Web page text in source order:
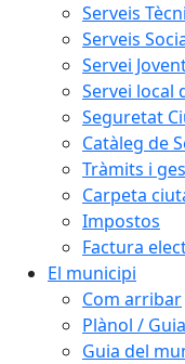
Serveis
Serveis
Servei
Servei local
Seguretat
Catàleg de
Tràmits i
Carpeta
Impostos
Factura
El municipi
Com arribar
Plànol /
Guia del